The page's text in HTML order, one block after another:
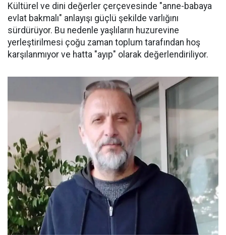
Kültürel ve dini değerler çerçevesinde "anne-babaya
evlat bakmalı" anlayışı güçlü şekilde varlığını
sürdürüyor. Bu nedenle yaşlıların huzurevine
yerleştirilmesi çoğu zaman toplum tarafından hoş
karşılanmıyor ve hatta "ayıp" olarak değerlendiriliyor.